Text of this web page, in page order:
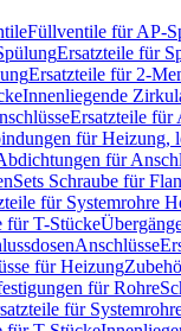
Füllventile für AP-
Ersatzteile für
Ersatzteile für 2-
Innenliegende
Ersatzteile für
für Heizung,
für
Sets Schraube für
für Systemrohre
für T-Stücke
Anschlüsse
für Heizung
für Rohre
für